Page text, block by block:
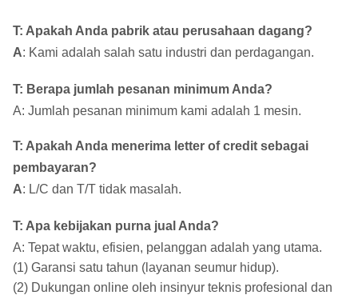
T: Apakah Anda pabrik atau perusahaan dagang?
A: Kami adalah salah satu industri dan perdagangan.
T: Berapa jumlah pesanan minimum Anda?
A: Jumlah pesanan minimum kami adalah 1 mesin.
T: Apakah Anda menerima letter of credit sebagai
pembayaran?
A: L/C dan T/T tidak masalah.
T: Apa kebijakan purna jual Anda?
A: Tepat waktu, efisien, pelanggan adalah yang utama.
(1) Garansi satu tahun (layanan seumur hidup).
(2) Dukungan online oleh insinyur teknis profesional dan